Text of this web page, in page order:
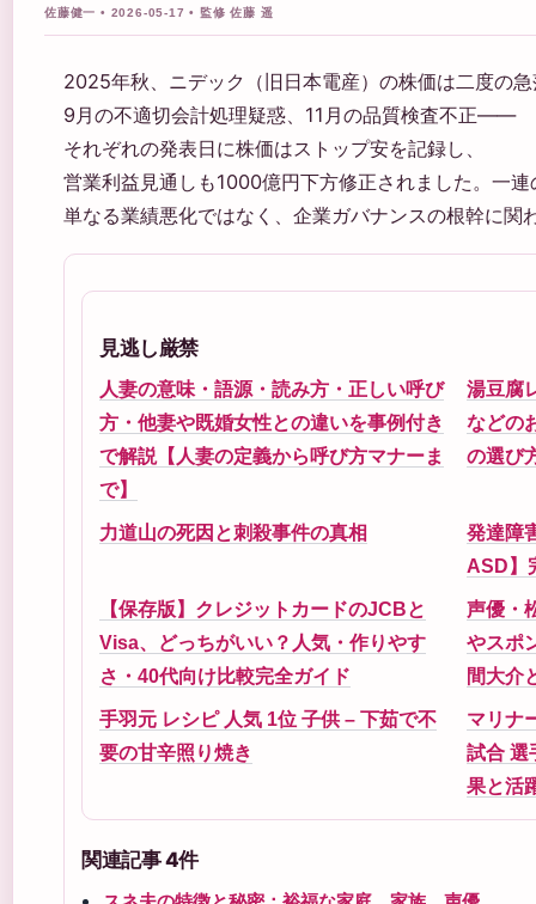
佐藤健一 • 2026-05-17 • 監修 佐藤 遥
2025年秋、ニデック（旧日本電産）の株価は二度の
9月の不適切会計処理疑惑、11月の品質検査不正——
それぞれの発表日に株価はストップ安を記録し、
営業利益見通しも1000億円下方修正されました。一
単なる業績悪化ではなく、企業ガバナンスの根幹に関
見逃し厳禁
人妻の意味・語源・読み方・正しい呼び
方・他妻や既婚女性との違いを事例付き
で解説【人妻の定義から呼び方マナーま
で】
湯豆腐
などの
の選び
力道山の死因と刺殺事件の真相
発達障
ASD】
【保存版】クレジットカードのJCBと
Visa、どっちがいい？人気・作りやす
さ・40代向け比較完全ガイド
声優・
やスポ
間大介
手羽元 レシピ 人気 1位 子供 – 下茹で不
要の甘辛照り焼き
マリナ
試合 選
果と活
関連記事 4件